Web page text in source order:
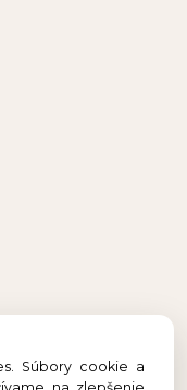
Súbory cookie a